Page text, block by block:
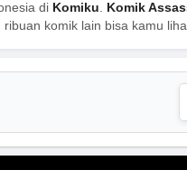
di Komiku. Komik
komik lain bisa kamu